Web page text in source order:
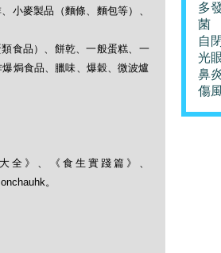
小麥製品（麵條、麵包等）、
食品）、餅乾、一般蛋糕、一
焗食品、臘味、爆穀、微波爐
全》、《食生實踐篇》、
。
多
菌
自
光
鼻
傷